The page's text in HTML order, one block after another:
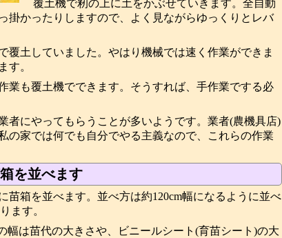
覆土機で籾の上に土をかぶせていきます。全自動
掛かったりしますので、よく見ながらゆっくりとレバ
覆土していました。やはり機械では速く作業ができま
す。
業も覆土機でできます。そうすれば、手作業でする必
者にやってもらうことが多いようです。業者(農機具店)
の家では何でも自分でやる主義なので、これらの作業
を並べます
苗箱を並べます。並べ方は約120cm幅になるように並べ
ます。
幅は苗代の大きさや、ビニールシート(育苗シート)の大